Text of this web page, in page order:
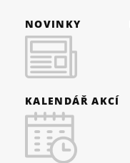
NOVINKY
KALENDÁŘ AKCÍ